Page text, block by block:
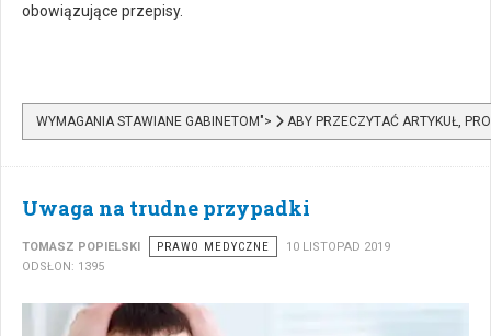
obowiązujące przepisy.
WYMAGANIA STAWIANE GABINETOM"> ABY PRZECZYTAĆ ARTYKUŁ,
Uwaga na trudne przypadki
TOMASZ POPIELSKI PRAWO MEDYCZNE
10 LISTOPAD 2019
ODSŁON: 1395